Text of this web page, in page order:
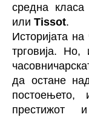
средна класа
или Tissot.
Историјата
трговија.
да остане
престижот